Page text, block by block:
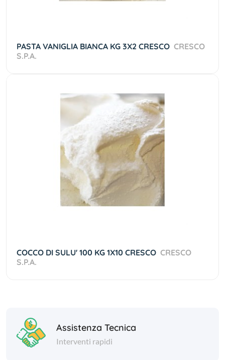
PASTA VANIGLIA BIANCA KG 3X2 CRESCO CRESCO
S.P.A.
COCCO DI SULU' 100 KG 1X10 CRESCO CRESCO
S.P.A.
Assistenza Tecnica
Interventi rapidi